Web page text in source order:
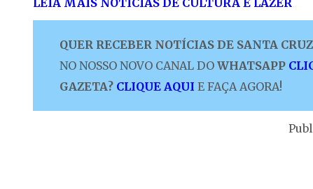
LEIA MAIS NOTÍCIAS DE CULTURA E LAZER
QUER RECEBER NOTÍCIAS DE SANTA
NO NOSSO NOVO CANAL DO WHATSAPP
GAZETA? CLIQUE AQUI E FAÇA AGORA!